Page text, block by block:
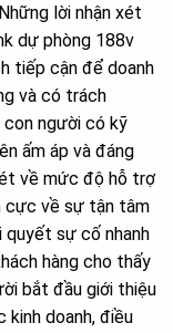
lời nhận xét
dự phòng 188v
tiếp cận để doanh
và có trách
con người có kỹ
ấm áp và đáng
về mức độ hỗ trợ
cực về sự tận tâm
quyết sự cố nhanh
hàng cho thấy
bắt đầu giới thiệu
kinh doanh, điều